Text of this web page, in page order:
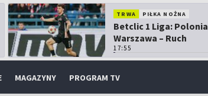
TRWA PIŁKA NOŻNA
Betclic 1 Liga: Polonia
Warszawa – Ruch
Chorzów
17:55
MAGAZYNY PROGRAM TV